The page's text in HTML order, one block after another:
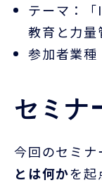
テーマ ：「
教育と力量
参加者業
セミナ
今回のセミナ
とは何かを起